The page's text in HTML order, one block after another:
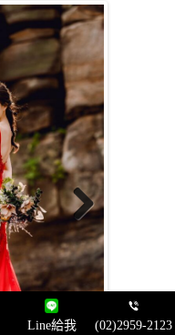
Next
Line給我 (02)2959-2123